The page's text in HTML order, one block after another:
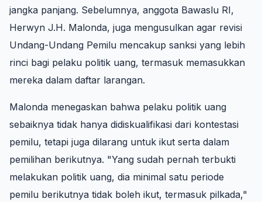
jangka panjang. Sebelumnya, anggota Bawaslu RI,
Herwyn J.H. Malonda, juga mengusulkan agar revisi
Undang-Undang Pemilu mencakup sanksi yang lebih
rinci bagi pelaku politik uang, termasuk memasukkan
mereka dalam daftar larangan.
Malonda menegaskan bahwa pelaku politik uang
sebaiknya tidak hanya didiskualifikasi dari kontestasi
pemilu, tetapi juga dilarang untuk ikut serta dalam
pemilihan berikutnya. "Yang sudah pernah terbukti
melakukan politik uang, dia minimal satu periode
pemilu berikutnya tidak boleh ikut, termasuk pilkada,"